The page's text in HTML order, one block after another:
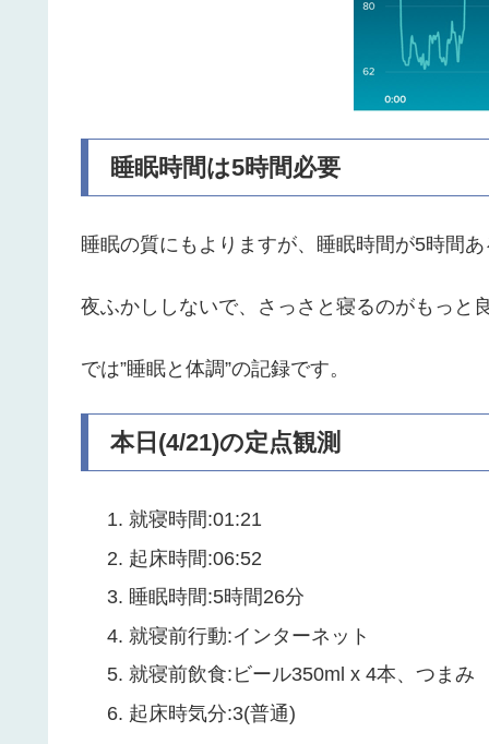
睡眠時間は5時間必要
睡眠の質にもよりますが、睡眠時間が5時間
夜ふかししないで、さっさと寝るのがもっと
では”睡眠と体調”の記録です。
本日(4/21)の定点観測
就寝時間:01:21
起床時間:06:52
睡眠時間:5時間26分
就寝前行動:インターネット
就寝前飲食:ビール350ml x 4本、つまみ
起床時気分:3(普通)